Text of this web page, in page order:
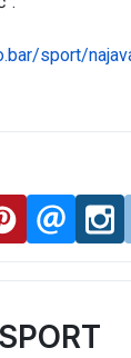
sport/